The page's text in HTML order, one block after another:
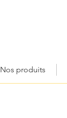
Nos produits